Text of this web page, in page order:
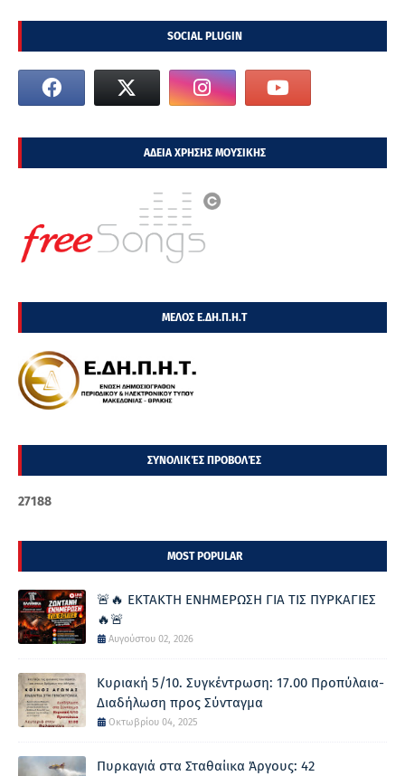
SOCIAL PLUGIN
ΑΔΕΙΑ ΧΡΗΣΗΣ ΜΟΥΣΙΚΗΣ
ΜΕΛΟΣ Ε.ΔΗ.Π.Η.Τ
ΣΥΝΟΛΙΚΈΣ ΠΡΟΒΟΛΈΣ
27188
MOST POPULAR
🚨🔥 ΕΚΤΑΚΤΗ ΕΝΗΜΕΡΩΣΗ ΓΙΑ ΤΙΣ ΠΥΡΚΑΓΙΕΣ
🔥🚨
Αυγούστου 02, 2026
Κυριακή 5/10. Συγκέντρωση: 17.00 Προπύλαια-
Διαδήλωση προς Σύνταγμα
Οκτωβρίου 04, 2025
Πυρκαγιά στα Σταθαίικα Άργους: 42